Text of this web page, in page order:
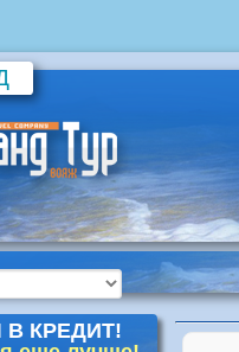
В КРЕДИТ!